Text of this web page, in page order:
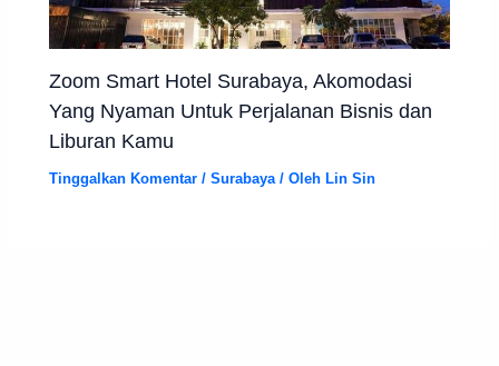
Zoom Smart Hotel Surabaya, Akomodasi
Yang Nyaman Untuk Perjalanan Bisnis dan
Liburan Kamu
Tinggalkan Komentar /Surabaya / OlehLin Sin